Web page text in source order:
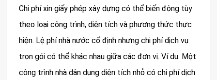
Chi phí xin giấy phép xây dựng có thể biến động tùy
theo loại công trình, diện tích và phương thức thực
hiện. Lệ phí nhà nước cố định nhưng chi phí dịch vụ
trọn gói có thể khác nhau giữa các đơn vị. Ví dụ: Một
công trình nhà dân dụng diện tích nhỏ có chi phí dịch